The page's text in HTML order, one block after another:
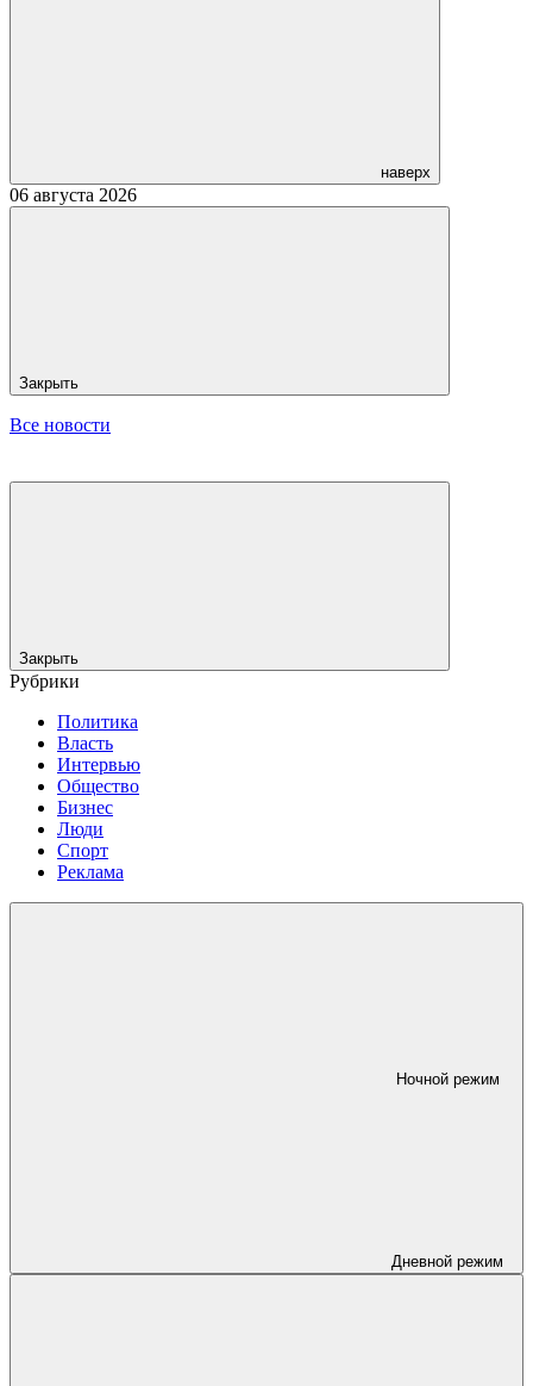
наверх
06 августа 2026
Закрыть
Все новости
Закрыть
Рубрики
Политика
Власть
Интервью
Общество
Бизнес
Люди
Спорт
Реклама
Ночной режим
Дневной режим